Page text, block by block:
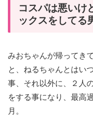
コスパは悪いけ
ックスをしてる
みおちゃんが帰ってき
と、ねるちゃんとはい
事、それ以外に、２人
をする事になり、最高
月。